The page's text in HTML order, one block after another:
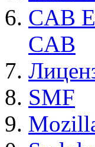
CAB
CAB
SMF